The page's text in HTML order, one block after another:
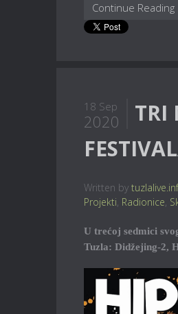
Continue Reading
18 Sep
2020
TRI
Written by
Projekti, Radionice,
U trećoj sedmici
Tuzla: Didžejing-2,